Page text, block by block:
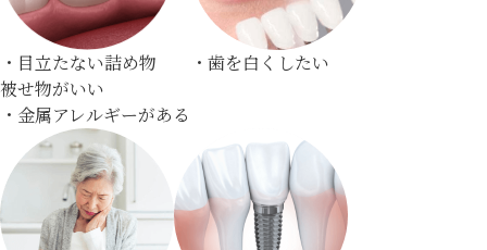
・目立たない詰め物
被せ物がいい
・金属アレルギーがある
・歯を白くしたい